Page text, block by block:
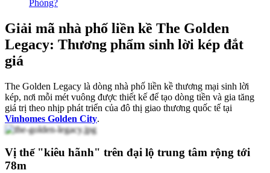
Phòng?
Giải mã nhà phố liền kề The Golden
Legacy: Thương phẩm sinh lời kép đắt
giá
The Golden Legacy là dòng nhà phố liền kề thương mại sinh lời
kép, nơi mỗi mét vuông được thiết kế để tạo dòng tiền và gia tăng
giá trị theo nhịp phát triển của đô thị giao thương quốc tế tại
Vinhomes Golden City.
Vị thế "kiêu hãnh" trên đại lộ trung tâm rộng tới
78m